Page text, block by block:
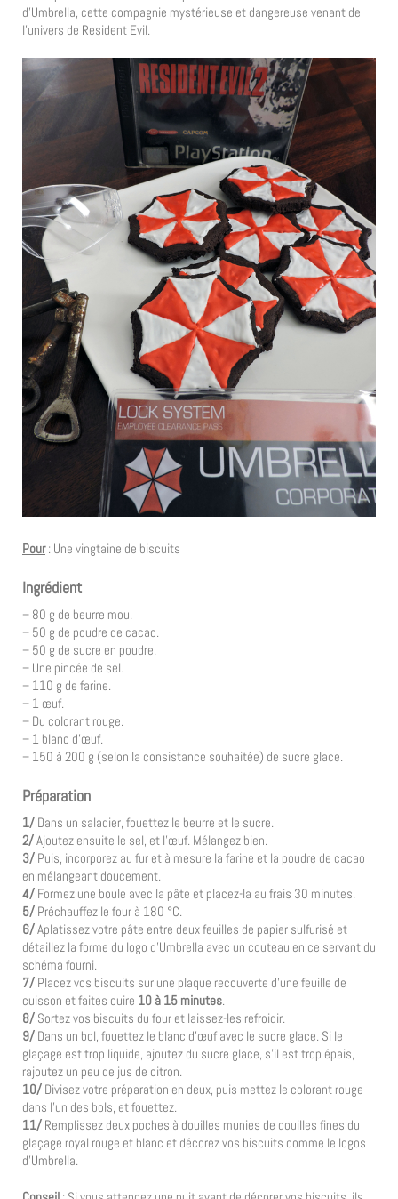
d’Umbrella, cette compagnie mystérieuse et dangereuse venant de
l’univers de Resident Evil.
Pour: Une vingtaine de biscuits
Ingrédient
– 80 g de beurre mou.
– 50 g de poudre de cacao.
– 50 g de sucre en poudre.
– Une pincée de sel.
– 110 g de farine.
– 1 œuf.
– Du colorant rouge.
– 1 blanc d’œuf.
– 150 à 200 g (selon la consistance souhaitée) de sucre glace.
Préparation
1/ Dans un saladier, fouettez le beurre et le sucre.
2/Ajoutez ensuite le sel, et l’œuf. Mélangez bien.
3/ Puis, incorporez au fur et à mesure la farine et la poudre de cacao
en mélangeant doucement.
4/ Formez une boule avec la pâte et placez-la au frais 30 minutes.
5/ Préchauffez le four à 180 °C.
6/Aplatissez votre pâte entre deux feuilles de papier sulfurisé et
détaillez la forme du logo d’Umbrella avec un couteau en ce servant du
schéma fourni.
7/ Placez vos biscuits sur une plaque recouverte d’une feuille de
cuisson et faites cuire 10 à 15 minutes.
8/ Sortez vos biscuits du four et laissez-les refroidir.
9/ Dans un bol, fouettez le blanc d’œuf avec le sucre glace. Si le
glaçage est trop liquide, ajoutez du sucre glace, s’il est trop épais,
rajoutez un peu de jus de citron.
10/ Divisez votre préparation en deux, puis mettez le colorant rouge
dans l’un des bols, et fouettez.
11/ Remplissez deux poches à douilles munies de douilles fines du
glaçage royal rouge et blanc et décorez vos biscuits comme le logos
d’Umbrella.